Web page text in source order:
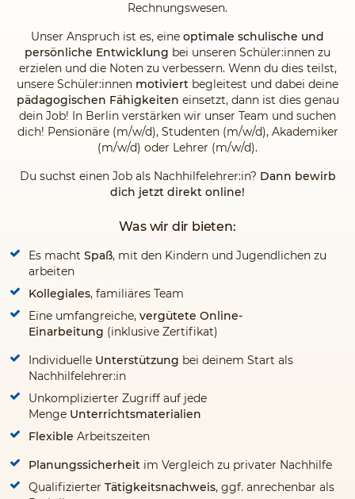
Rechnungswesen.
Unser Anspruch ist es, eine optimale schulische und
persönliche Entwicklung bei unseren Schüler:innen zu
erzielen und die Noten zu verbessern. Wenn du dies teilst,
unsere Schüler:innen motiviert begleitest und dabei deine
pädagogischen Fähigkeiten einsetzt, dann ist dies genau
dein Job! In Berlin verstärken wir unser Team und suchen
dich! Pensionäre (m/w/d), Studenten (m/w/d), Akademiker
(m/w/d) oder Lehrer (m/w/d).
Du suchst einen Job als Nachhilfelehrer:in? Dann bewirb
dich jetzt direkt online!
Was wir dir bieten:
Es macht Spaß, mit den Kindern und Jugendlichen zu
arbeiten
Kollegiales, familiäres Team
Eine umfangreiche, vergütete Online-
Einarbeitung (inklusive Zertifikat)
Individuelle Unterstützung bei deinem Start als
Nachhilfelehrer:in
Unkomplizierter Zugriff auf jede
Menge Unterrichtsmaterialien
Flexible Arbeitszeiten
Planungssicherheit im Vergleich zu privater Nachhilfe
Qualifizierter Tätigkeitsnachweis, ggf. anrechenbar als